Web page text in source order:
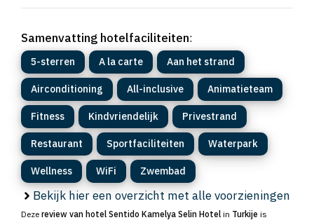
Samenvatting hotelfaciliteiten:
5-sterren A la carte Aan het strand
Airconditioning All-inclusive Animatieteam
Fitness Kindvriendelijk Privestrand
Restaurant Sportfaciliteiten Waterpark
Wellness WiFi Zwembad
Bekijk hier een overzicht met alle voorzieningen
Deze review van hotel Sentido Kamelya Selin Hotel in Turkije is